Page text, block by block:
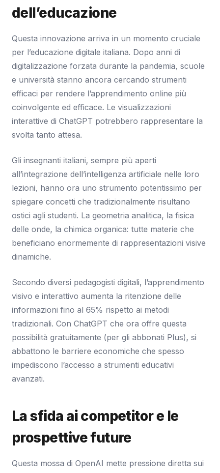
dell’educazione
Questa innovazione arriva in un momento cruciale
per l’educazione digitale italiana. Dopo anni di
digitalizzazione forzata durante la pandemia, scuole
e università stanno ancora cercando strumenti
efficaci per rendere l’apprendimento online più
coinvolgente ed efficace. Le visualizzazioni
interattive di ChatGPT potrebbero rappresentare la
svolta tanto attesa.
Gli insegnanti italiani, sempre più aperti
all’integrazione dell’intelligenza artificiale nelle loro
lezioni, hanno ora uno strumento potentissimo per
spiegare concetti che tradizionalmente risultano
ostici agli studenti. La geometria analitica, la fisica
delle onde, la chimica organica: tutte materie che
beneficiano enormemente di rappresentazioni visive
dinamiche.
Secondo diversi pedagogisti digitali, l’apprendimento
visivo e interattivo aumenta la ritenzione delle
informazioni fino al 65% rispetto ai metodi
tradizionali. Con ChatGPT che ora offre questa
possibilità gratuitamente (per gli abbonati Plus), si
abbattono le barriere economiche che spesso
impediscono l’accesso a strumenti educativi
avanzati.
La sfida ai competitor e le
prospettive future
Questa mossa di OpenAI mette pressione diretta sui